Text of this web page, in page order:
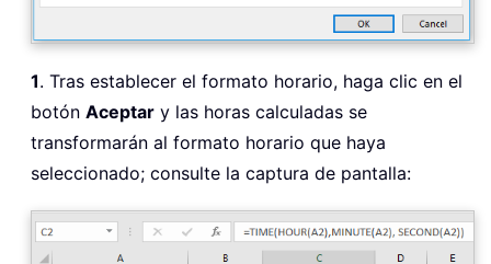
1. Tras establecer el formato horario, haga clic en el
botón Aceptar y las horas calculadas se
transformarán al formato horario que haya
seleccionado; consulte la captura de pantalla: